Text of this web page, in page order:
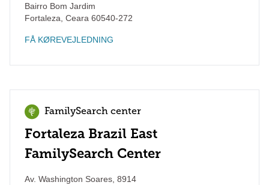
Bairro Bom Jardim
Fortaleza Ceara 60540-272
FÅ KØREVEJLEDNING
FamilySearch center
Fortaleza Brazil East
FamilySearch Center
Av. Washington Soares, 8914